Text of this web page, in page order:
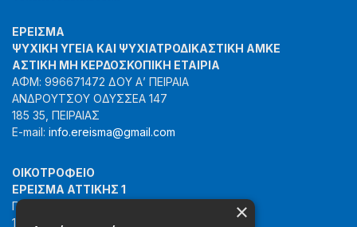
ΕΡΕΙΣΜΑ
ΨΥΧΙΚΗ ΥΓΕΙΑ ΚΑΙ ΨΥΧΙΑΤΡΟΔΙΚΑΣΤΙΚΗ ΑΜΚΕ
ΑΣΤΙΚΗ ΜΗ ΚΕΡΔΟΣΚΟΠΙΚΗ ΕΤΑΙΡΙΑ
ΑΦΜ: 996671472 ΔΟΥ Α’ ΠΕΙΡΑΙΑ
ΑΝΔΡΟΥΤΣΟΥ ΟΔΥΣΣΕΑ 147
185 35, ΠΕΙΡΑΙΑΣ
E-mail: info.ereisma@gmail.com
ΟΙΚΟΤΡΟΦΕΙΟ
ΕΡΕΙΣΜΑ ΑΤΤΙΚΗΣ 1
ΓΙΑΝΝΗ ΣΟΥΚΑ 22 & ΚΟΥΡΜΑ 13
115 22, ΑΘΗΝΑ
×